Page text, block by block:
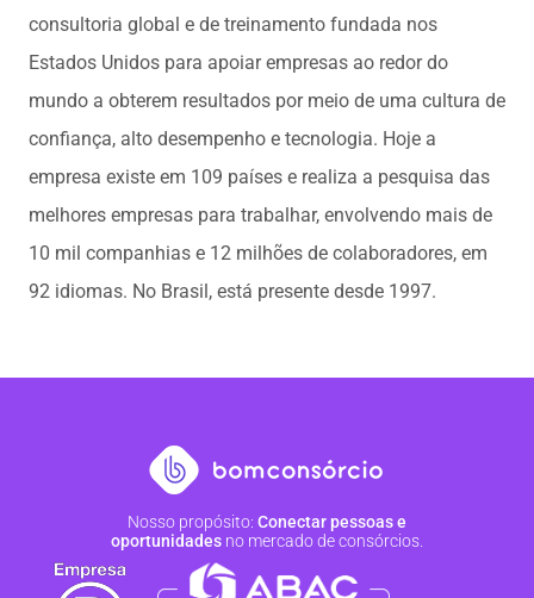
consultoria global e de treinamento fundada nos
Estados Unidos para apoiar empresas ao redor do
mundo a obterem resultados por meio de uma cultura de
confiança, alto desempenho e tecnologia. Hoje a
empresa existe em 109 países e realiza a pesquisa das
melhores empresas para trabalhar, envolvendo mais de
10 mil companhias e 12 milhões de colaboradores, em
92 idiomas. No Brasil, está presente desde 1997.
Nosso propósito: Conectar pessoas e
oportunidades no mercado de consórcios.